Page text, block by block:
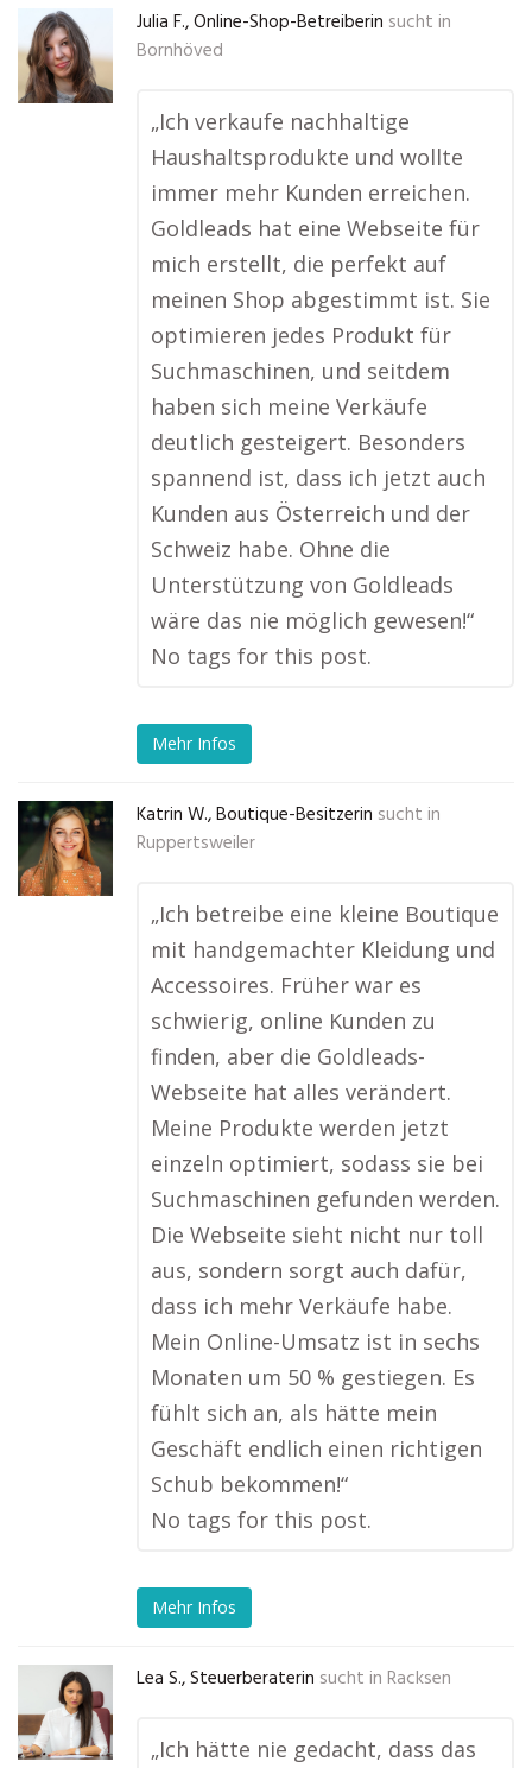
Julia F., Online-Shop-Betreiberin sucht in
Bornhöved
„Ich verkaufe nachhaltige
Haushaltsprodukte und wollte
immer mehr Kunden erreichen.
Goldleads hat eine Webseite für
mich erstellt, die perfekt auf
meinen Shop abgestimmt ist. Sie
optimieren jedes Produkt für
Suchmaschinen, und seitdem
haben sich meine Verkäufe
deutlich gesteigert. Besonders
spannend ist, dass ich jetzt auch
Kunden aus Österreich und der
Schweiz habe. Ohne die
Unterstützung von Goldleads
wäre das nie möglich gewesen!“
No tags for this post.
Mehr Infos
Katrin W., Boutique-Besitzerin sucht in
Ruppertsweiler
„Ich betreibe eine kleine Boutique
mit handgemachter Kleidung und
Accessoires. Früher war es
schwierig, online Kunden zu
finden, aber die Goldleads-
Webseite hat alles verändert.
Meine Produkte werden jetzt
einzeln optimiert, sodass sie bei
Suchmaschinen gefunden werden.
Die Webseite sieht nicht nur toll
aus, sondern sorgt auch dafür,
dass ich mehr Verkäufe habe.
Mein Online-Umsatz ist in sechs
Monaten um 50 % gestiegen. Es
fühlt sich an, als hätte mein
Geschäft endlich einen richtigen
Schub bekommen!“
No tags for this post.
Mehr Infos
Lea S., Steuerberaterin sucht in Racksen
„Ich hätte nie gedacht, dass das